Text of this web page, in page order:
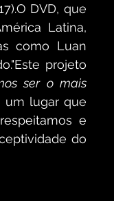
DVD, que
Latina,
como Luan
projeto
ser o mais
um lugar que
e
do